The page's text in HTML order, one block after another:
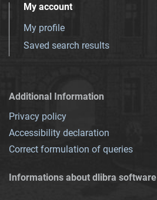
My account
My profile
Saved search results
Additional Information
Privacy policy
Accessibility declaration
Correct formulation of queries
Informations about dlibra software